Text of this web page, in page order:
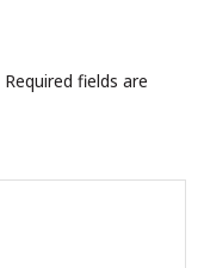
Required fields are